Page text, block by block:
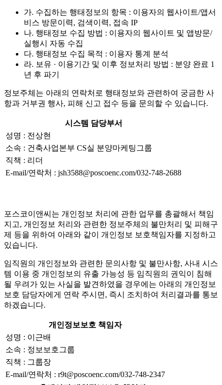
가. 수집하는 행태정보의 항목 : 이용자의 웹사이트/앱서
비스 방문이력, 검색이력, 접속 IP
나. 행태정보 수집 방법 : 이용자의 웹사이트 및 앱방문/
실행시 자동 수집
다. 행태정보 수집 목적 : 이용자 통계 분석
라. 보유 · 이용기간 및 이후 정보처리 방법 : 분양 완료 1
년 후 파기
정보주체는 아래의 연락처로 행태정보와 관련하여 궁금한 사
항과 거부권 행사, 피해 신고 접수 등을 문의할 수 있습니다.
시스템 담당부서
성명 : 전상현
소속 : 건축사업본부 CS실 분양마케팅그룹
직책 : 리더
E-mail/연락처 : jsh3588@poscoenc.com/032-748-2688
포스코이앤씨는 개인정보 처리에 관한 업무를 총괄해서 책임
지고, 개인정보 처리와 관련한 정보주체의 불만처리 및 피해구
제 등을 위하여 아래와 같이 개인정보 보호책임자를 지정하고
있습니다.
임직원의 개인정보와 관련한 문의사항 및 불만사항, 사내 시스
템 이용 중 개인정보의 유출 가능성 등 임직원의 권익이 침해
될 우려가 있는 사실을 발견하였을 경우에는 아래의 개인정보
보호 담당자에게 연락 주시면, 즉시 조치하여 처리결과를 통보
하겠습니다.
개인정보보호 책임자
성명 : 이근배
소속 : 정보보호그룹
직책 : 그룹장
E-mail/연락처 : r9t@poscoenc.com/032-748-2347